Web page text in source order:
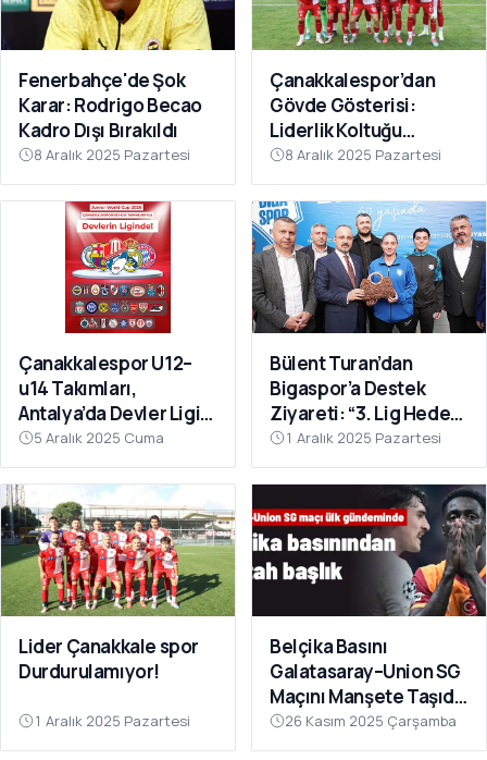
Fenerbahçe'de Şok
Karar: Rodrigo Becao
Kadro Dışı Bırakıldı
8 Aralık 2025 Pazartesi
Çanakkalespor’dan
Gövde Gösterisi:
Liderlik Koltuğu
Bırakılmıyor!
8 Aralık 2025 Pazartesi
Çanakkalespor U12–
u14 Takımları,
Antalya’da Devler Ligi
Sahnesinde!
5 Aralık 2025 Cuma
Bülent Turan’dan
Bigaspor’a Destek
Ziyareti: “3. Lig Hedefi
Çok Yakın”
1 Aralık 2025 Pazartesi
Lider Çanakkale spor
Durdurulamıyor!
1 Aralık 2025 Pazartesi
Belçika Basını
Galatasaray–Union SG
Maçını Manşete Taşıdı:
“50 Bin Türk’ü
Susturdular”
26 Kasım 2025 Çarşamba